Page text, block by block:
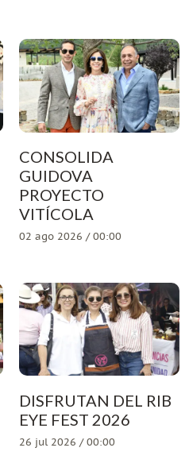
CONSOLIDA
GUIDOVA
PROYECTO
VITÍCOLA
02 ago 2026 / 00:00
DISFRUTAN DEL RIB
EYE FEST 2026
26 jul 2026 / 00:00